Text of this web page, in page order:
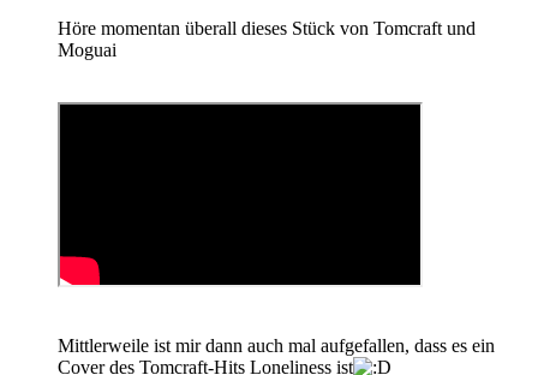
Höre momentan überall dieses Stück von Tomcraft und
Moguai
Mittlerweile ist mir dann auch mal aufgefallen, dass es ein
Cover des Tomcraft-Hits Loneliness ist